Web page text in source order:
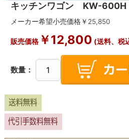
キッチンワゴン KW-
メーカー希望小売価格￥ 25,850
販売価格￥12,800 (送料、税
数量：